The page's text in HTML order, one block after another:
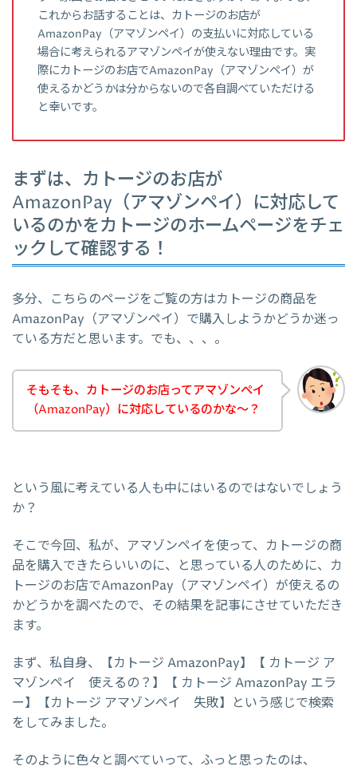
これからお話することは、カトージのお店が
AmazonPay（アマゾンペイ）の支払いに対応している
場合に考えられるアマゾンペイが使えない理由です。実
際にカトージのお店でAmazonPay（アマゾンペイ）が
使えるかどうかは分からないので各自調べていただける
と幸いです。
まずは、カトージのお店が
AmazonPay（アマゾンペイ）に対応して
いるのかをカトージのホームページをチェ
ックして確認する！
多分、こちらのページをご覧の方はカトージの商品を
AmazonPay（アマゾンペイ）で購入しようかどうか迷っ
ている方だと思います。でも、、、。
そもそも、カトージのお店ってアマゾンペイ
（AmazonPay）に対応しているのかな～？
という風に考えている人も中にはいるのではないでしょう
か？
そこで今回、私が、アマゾンペイを使って、カトージの商
品を購入できたらいいのに、と思っている人のために、カ
トージのお店でAmazonPay（アマゾンペイ）が使えるの
かどうかを調べたので、その結果を記事にさせていただき
ます。
まず、私自身、【カトージ AmazonPay】【 カトージ ア
マゾンペイ 使えるの？】【 カトージ AmazonPay エラ
ー】【カトージ アマゾンペイ 失敗】という感じで検索
をしてみました。
そのように色々と調べていって、ふっと思ったのは、